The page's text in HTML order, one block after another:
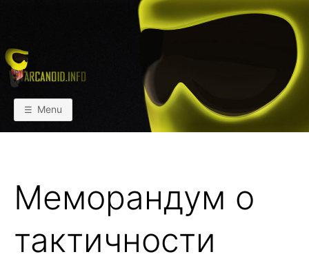
АРКАИНФО
Пейнтбол vs Paintball
Menu
Меморандум о
тактичности